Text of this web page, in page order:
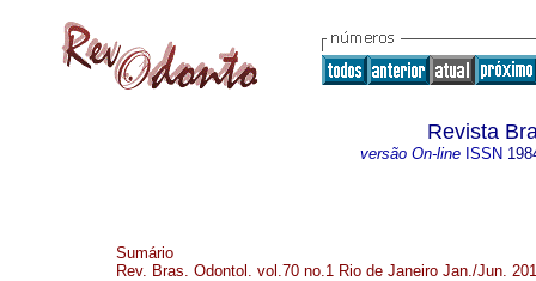
Revista
versão On-line ISSN
Sumário
Rev. Bras. Odontol. vol.70 no.1 Rio de Janeiro Jan./Jun.